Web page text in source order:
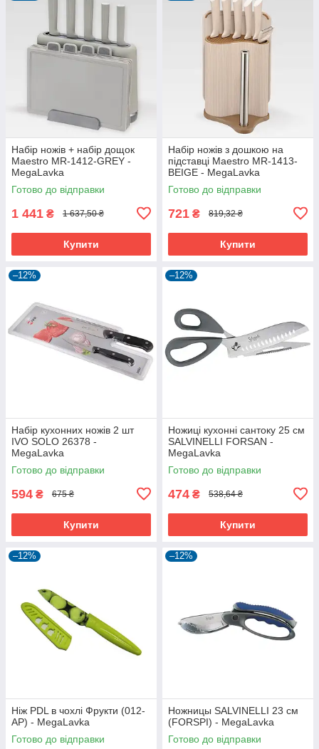
Набір ножів + набір дощок
Maestro MR-1412-GREY -
MegaLavka
Готово до відправки
1 441 ₴ 1 637,50 ₴
Купити
Набір ножів з дошкою на
підставці Maestro MR-1413-
BEIGE - MegaLavka
Готово до відправки
721 ₴ 819,32 ₴
Купити
–12%
Набір кухонних ножів 2 шт
IVO SOLO 26378 -
MegaLavka
Готово до відправки
594 ₴ 675 ₴
Купити
–12%
Ножиці кухонні сантоку 25 см
SALVINELLI FORSAN -
MegaLavka
Готово до відправки
474 ₴ 538,64 ₴
Купити
–12%
Ніж PDL в чохлі Фрукти (012-
AP) - MegaLavka
Готово до відправки
–12%
Ножницы SALVINELLI 23 см
(FORSPI) - MegaLavka
Готово до відправки